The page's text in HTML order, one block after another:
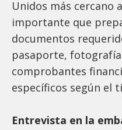
Unidos más cercano
importante que
documentos
pasaporte,
comprobantes
específicos según el
Entrevista en la